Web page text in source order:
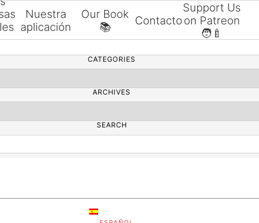
SEARCH
CATEGORIES
ARCHIVES
SEARCH
Nuestra
aplicación
Our Book
📚
Contacto
Support Us
on Patreon
🧑‍🍼